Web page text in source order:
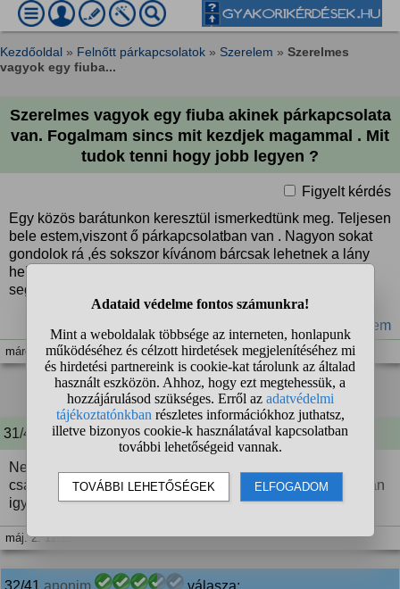
Kezdőoldal » Felnőtt párkapcsolatok » Szerelem » Szerelmes
vagyok egy fiuba...
Szerelmes vagyok egy fiuba akinek párkapcsolata
van. Fogalmam sincs mit kezdjek magammal . Mit
tudok tenni hogy jobb legyen ?
Figyelt kérdés
Egy közös barátunkon keresztül ismerkedtünk meg. Teljesen
bele estem,viszont ő párkapcsolatban van . Nagyon sokat
gondolok rá ,és sokszor kívánom bárcsak lehetnek a lány
helyébe . Nagyon nehezemre esik így élni . Kérlek ,aki tud
segítsen …. Voltam terapeutanal is ,azt mondta pech …
#szerelem
márc. 30. 17:22
❮❮ ❮ ... 2 3 4 5 ❯ ❯❯
31/41 A kérdező kommentje:
Nem átlagon felüli a fiú, én se vagyok az. Persze én sem
csapnam le,azt nem tennem meg. Így csendben,magamban
igyekszem rendezni ezeket az érzéseket
máj. 2. 11:12
32/41 anonim válasza: